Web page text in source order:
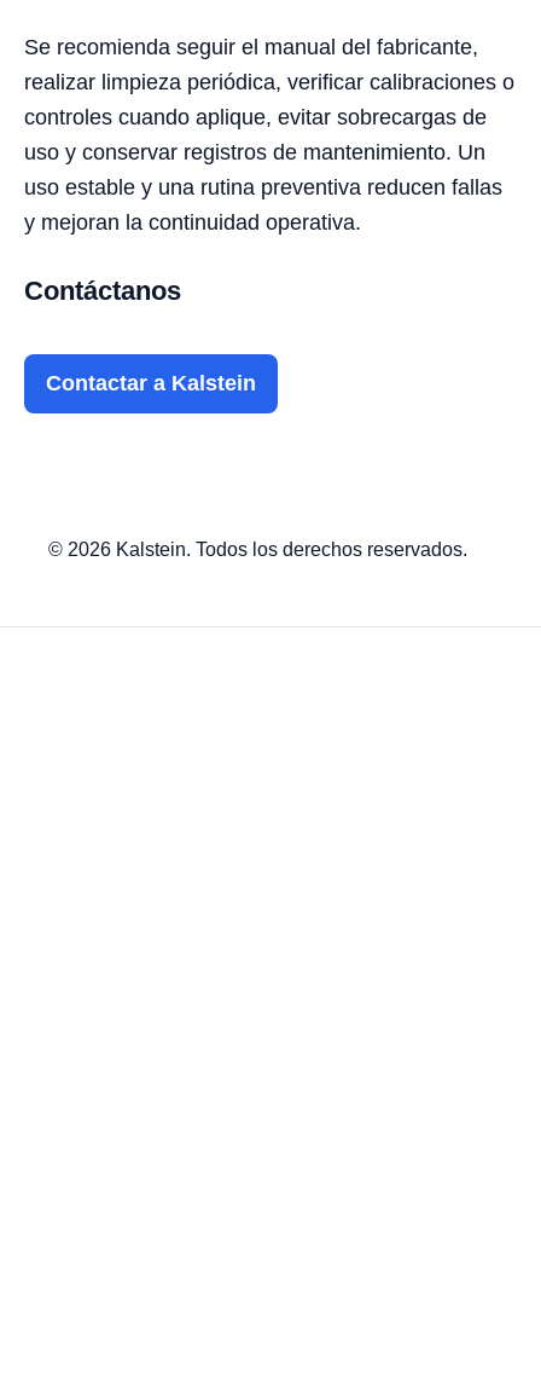
Se recomienda seguir el manual del fabricante,
realizar limpieza periódica, verificar calibraciones o
controles cuando aplique, evitar sobrecargas de
uso y conservar registros de mantenimiento. Un
uso estable y una rutina preventiva reducen fallas
y mejoran la continuidad operativa.
Contáctanos
Contactar a Kalstein
© 2026 Kalstein. Todos los derechos reservados.